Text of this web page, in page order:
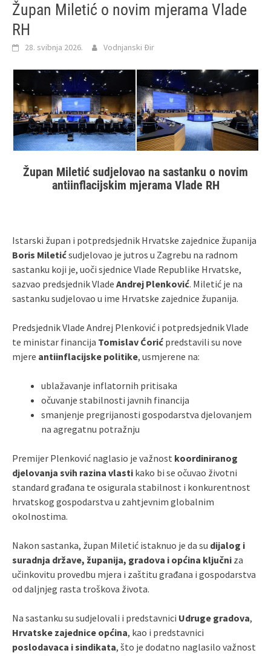
Župan Miletić o novim mjerama Vlade
RH
28. svibnja 2026. Vodnjanski Đir
Župan Miletić sudjelovao na sastanku o novim
antiinflacijskim mjerama Vlade RH
Istarski župan i potpredsjednik Hrvatske zajednice županija
Boris Miletićsudjelovao je jutros u Zagrebu na radnom
sastanku koji je, uoči sjednice Vlade Republike Hrvatske,
sazvao predsjednik Vlade Andrej Plenković. Miletić je na
sastanku sudjelovao u ime Hrvatske zajednice županija.
Predsjednik Vlade Andrej Plenković i potpredsjednik Vlade
te ministar financija Tomislav Ćorić predstavili su nove
mjere antiinflacijske politike, usmjerene na:
ublažavanje inflatornih pritisaka
očuvanje stabilnosti javnih financija
smanjenje pregrijanosti gospodarstva djelovanjem
na agregatnu potražnju
Premijer Plenković naglasio je važnost koordiniranog
djelovanja svih razina vlasti kako bi se očuvao životni
standard građana te osigurala stabilnost i konkurentnost
hrvatskog gospodarstva u zahtjevnim globalnim
okolnostima.
Nakon sastanka, župan Miletić istaknuo je da su dijalog i
suradnja države, županija, gradova i općina ključni za
učinkovitu provedbu mjera i zaštitu građana i gospodarstva
od daljnjeg rasta troškova života.
Na sastanku su sudjelovali i predstavnici Udruge gradova,
Hrvatske zajednice općina, kao i predstavnici
poslodavaca i sindikata, što je dodatno naglasilo važnost